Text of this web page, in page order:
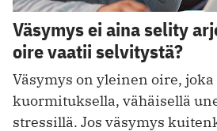
Väsymys ei aina selity
oire vaatii selvitystä?
Väsymys on yleinen oire,
kuormituksella, vähäisellä
stressillä. Jos väsymys